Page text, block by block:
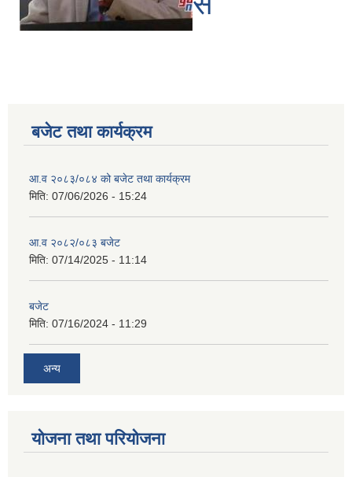
बजेट तथा कार्यक्रम
आ.व २०८३/०८४ को बजेट तथा कार्यक्रम
मिति: 07/06/2026 - 15:24
आ.व २०८२/०८३ बजेट
मिति: 07/14/2025 - 11:14
बजेट
मिति: 07/16/2024 - 11:29
अन्य
योजना तथा परियोजना